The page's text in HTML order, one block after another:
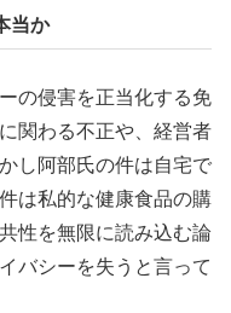
当か
の侵害を正当化する免
関わる不正や、経営者
し阿部氏の件は自宅で
は私的な健康食品の購
性を無限に読み込む論
バシーを失うと言って